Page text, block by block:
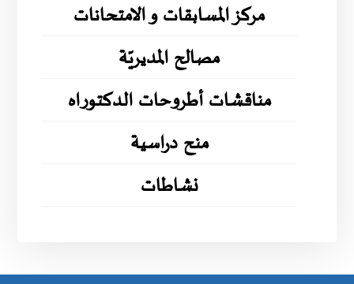
مركز المسابقات و الامتحانات
مصالح المديريّة
مناقشات أطروحات الدكتوراه
منح دراسية
نشاطات